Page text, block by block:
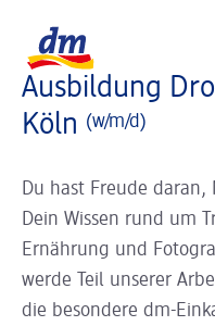
Ausbildung
Köln (w/m/d)
Du hast Freude
Dein Wissen rund um
Ernährung und
werde Teil unserer
die besondere dm-